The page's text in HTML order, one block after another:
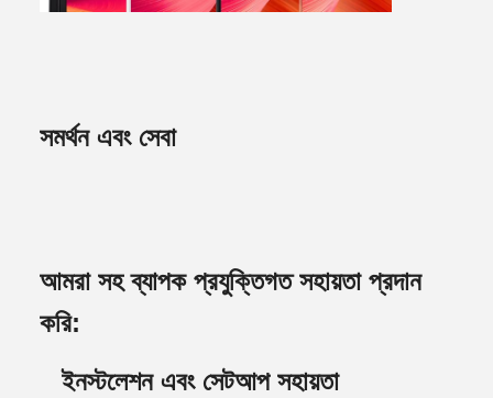
সমর্থন এবং সেবা
আমরা সহ ব্যাপক প্রযুক্তিগত সহায়তা প্রদান
করি:
ইনস্টলেশন এবং সেটআপ সহায়তা